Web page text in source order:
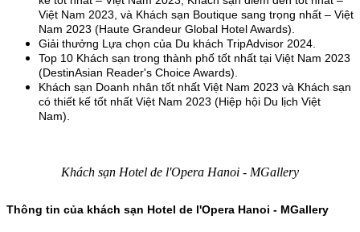
Việt Nam 2023, và Khách sạn Boutique sang trọng nhất – Việt
Nam 2023 (Haute Grandeur Global Hotel Awards).
Giải thưởng Lựa chọn của Du khách TripAdvisor 2024.
Top 10 Khách sạn trong thành phố tốt nhất tại Việt Nam 2023
(DestinAsian Reader's Choice Awards).
Khách sạn Doanh nhân tốt nhất Việt Nam 2023 và Khách sạn
có thiết kế tốt nhất Việt Nam 2023 (Hiệp hội Du lịch Việt
Nam).
Khách sạn Hotel de l'Opera Hanoi - MGallery
Thông tin của khách sạn Hotel de l'Opera Hanoi - MGallery